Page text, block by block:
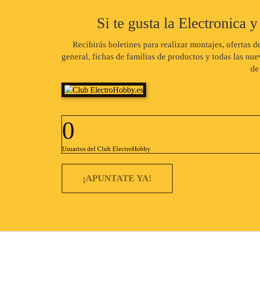
Si te gusta la Electronica
Recibirás boletines para realizar montajes, ofertas
general, fichas de familias de productos y todas las
0
Usuarios del Club ElectroHobby
¡APUNTATE YA!